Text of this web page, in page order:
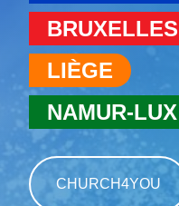
BRUXELLES
LIÈGE
NAMUR-LUX
CHURCH4YOU